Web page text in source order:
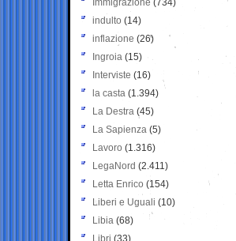
Immigrazione (734)
indulto (14)
inflazione (26)
Ingroia (15)
Interviste (16)
la casta (1.394)
La Destra (45)
La Sapienza (5)
Lavoro (1.316)
LegaNord (2.411)
Letta Enrico (154)
Liberi e Uguali (10)
Libia (68)
Libri (33)